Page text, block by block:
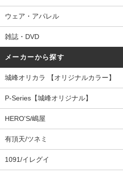
ウェア・アパレル
雑誌・DVD
メーカーから探す
城峰オリカラ 【オリジナルカラー】
P-Series【城峰オリジナル】
HERO'S/嶋屋
有頂天/ツネミ
1091/イレグイ